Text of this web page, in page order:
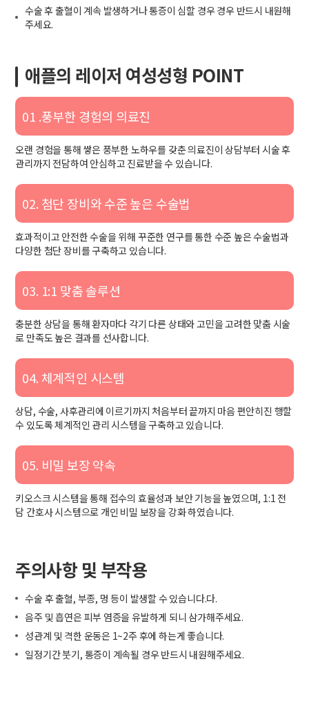
수술 후 출혈이 계속 발생하거나 통증이 심할 경우 경우 반드시 내원해
주세요.
애플의 레이저 여성성형 POINT
01 .풍부한 경험의 의료진
오랜 경험을 통해 쌓은 풍부한 노하우를 갖춘 의료진이 상담부터 시술 후
관리까지 전담하여 안심하고 진료받을 수 있습니다.
02. 첨단 장비와 수준 높은 수술법
효과적이고 안전한 수술을 위해 꾸준한 연구를 통한 수준 높은 수술법과
다양한 첨단 장비를 구축하고 있습니다.
03. 1:1 맞춤 솔루션
충분한 상담을 통해 환자마다 각기 다른 상태와 고민을 고려한 맞춤 시술
로 만족도 높은 결과를 선사합니다.
04. 체계적인 시스템
상담, 수술, 사후관리에 이르기까지 처음부터 끝까지 마음 편안히진 행할
수 있도록 체계적인 관리 시스템을 구축하고 있습니다.
05. 비밀 보장 약속
키오스크 시스템을 통해 접수의 효율성과 보안 기능을 높였으며, 1:1 전
담 간호사 시스템으로 개인 비밀 보장을 강화 하였습니다.
주의사항 및 부작용
수술 후 출혈, 부종, 멍 등이 발생할 수 있습니다.다.
음주 및 흡연은 피부 염증을 유발하게 되니 삼가해주세요.
성관계 및 격한 운동은 1~2주 후에 하는게 좋습니다.
일정기간 붓기, 통증이 계속될 경우 반드시 내원해주세요.